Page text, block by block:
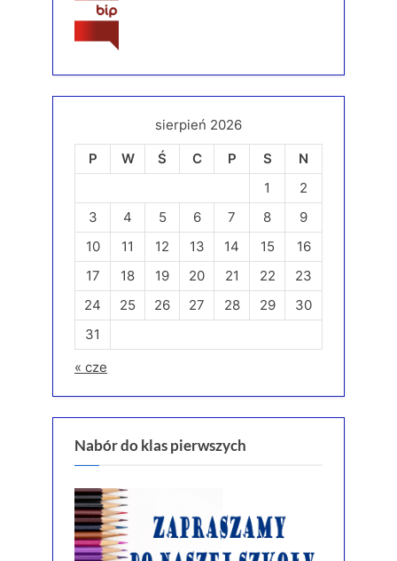
sierpień 2026
P
W Ś C P S
N
1
2
3
4 5 6 7 8
9
10
11 12 13 14 15
16
17
18 19 20 21 22
23
24
25 26 27 28 29
30
31
« cze
Nabór do klas pierwszych